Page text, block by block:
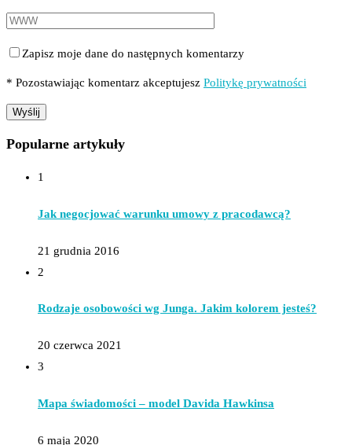
Zapisz moje dane do następnych komentarzy
* Pozostawiając komentarz akceptujesz Politykę prywatności
Popularne artykuły
1
Jak negocjować warunku umowy z pracodawcą?
21 grudnia 2016
2
Rodzaje osobowości wg Junga. Jakim kolorem jesteś?
20 czerwca 2021
3
Mapa świadomości – model Davida Hawkinsa
6 maja 2020